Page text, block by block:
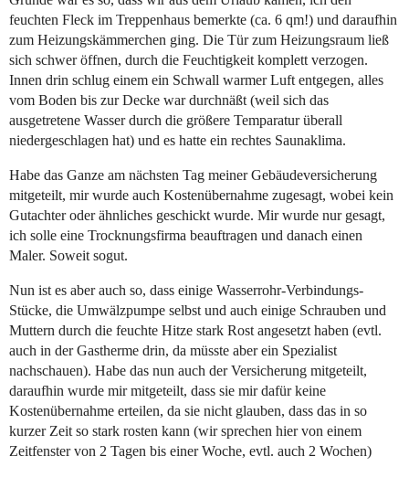
feuchten Fleck im Treppenhaus bemerkte (ca. 6 qm!) und daraufhin
zum Heizungskämmerchen ging. Die Tür zum Heizungsraum ließ
sich schwer öffnen, durch die Feuchtigkeit komplett verzogen.
Innen drin schlug einem ein Schwall warmer Luft entgegen, alles
vom Boden bis zur Decke war durchnäßt (weil sich das
ausgetretene Wasser durch die größere Temparatur überall
niedergeschlagen hat) und es hatte ein rechtes Saunaklima.
Habe das Ganze am nächsten Tag meiner Gebäudeversicherung
mitgeteilt, mir wurde auch Kostenübernahme zugesagt, wobei kein
Gutachter oder ähnliches geschickt wurde. Mir wurde nur gesagt,
ich solle eine Trocknungsfirma beauftragen und danach einen
Maler. Soweit sogut.
Nun ist es aber auch so, dass einige Wasserrohr-Verbindungs-
Stücke, die Umwälzpumpe selbst und auch einige Schrauben und
Muttern durch die feuchte Hitze stark Rost angesetzt haben (evtl.
auch in der Gastherme drin, da müsste aber ein Spezialist
nachschauen). Habe das nun auch der Versicherung mitgeteilt,
daraufhin wurde mir mitgeteilt, dass sie mir dafür keine
Kostenübernahme erteilen, da sie nicht glauben, dass das in so
kurzer Zeit so stark rosten kann (wir sprechen hier von einem
Zeitfenster von 2 Tagen bis einer Woche, evtl. auch 2 Wochen)